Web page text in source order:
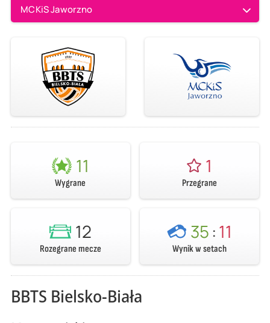
MCKiS Jaworzno
11
Wygrane
1
Przegrane
12
Rozegrane mecze
35 :11
Wynik w setach
BBTS Bielsko-Biała